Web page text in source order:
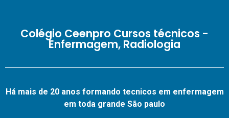
Colégio Ceenpro Cursos técnicos -
Enfermagem, Radiologia
Há mais de 20 anos formando tecnicos em enfermagem
em toda grande São paulo